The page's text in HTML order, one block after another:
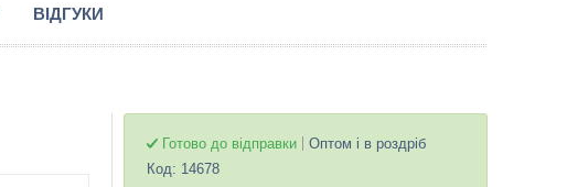
ВІДГУКИ
Готово до відправки
Оптом і в роздріб
Код: 14678